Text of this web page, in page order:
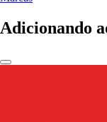
Adicionando